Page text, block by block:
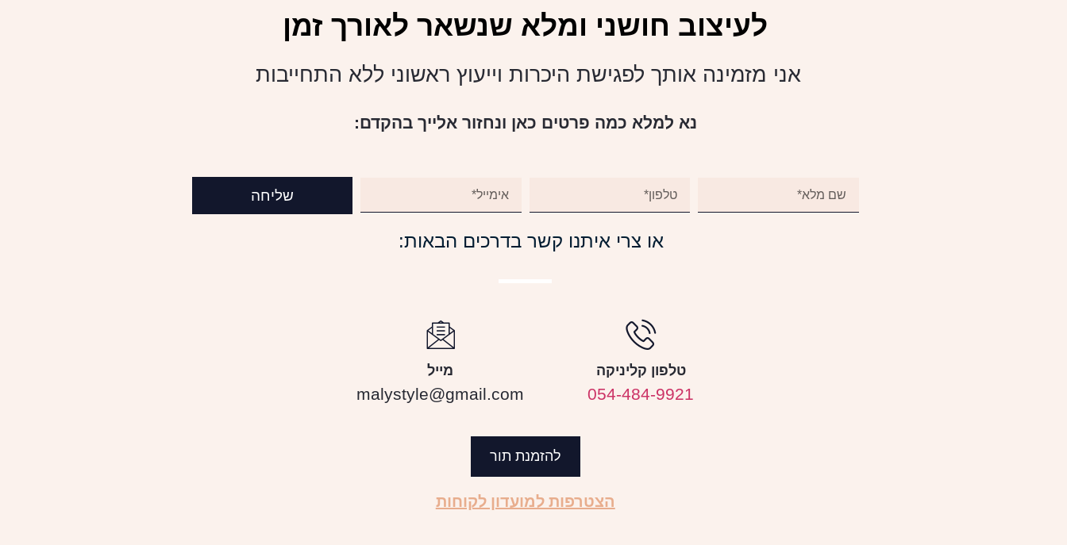
לעיצוב חושני ומלא שנשאר לאורך זמן
אני מזמינה אותך לפגישת היכרות וייעוץ ראשוני ללא התחייבות
נא למלא כמה פרטים כאן ונחזור אלייך בהקדם:
שליחה
או צרי איתנו קשר בדרכים הבאות:
טלפון קליניקה
054-484-9921
מייל
malystyle@gmail.com
להזמנת תור
הצטרפות למועדון לקוחות